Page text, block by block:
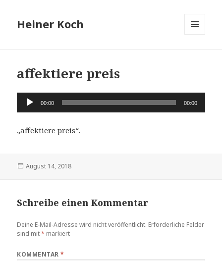
Heiner Koch
affektiere preis
Audio-
Player
00:00 00:00
„affektiere preis“.
Veröffentlicht
August 14, 2018
Schreibe einen Kommentar
Deine E-Mail-Adresse wird nicht veröffentlicht. Erforderliche Felder
sind mit* markiert
KOMMENTAR*